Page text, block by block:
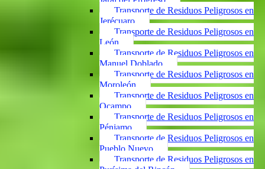
Transporte de Residuos Peligrosos en
Jerécuaro
Transporte de Residuos Peligrosos en
León
Transporte de Residuos Peligrosos en
Manuel Doblado
Transporte de Residuos Peligrosos en
Moroleón
Transporte de Residuos Peligrosos en
Ocampo
Transporte de Residuos Peligrosos en
Pénjamo
Transporte de Residuos Peligrosos en
Pueblo Nuevo
Transporte de Residuos Peligrosos en